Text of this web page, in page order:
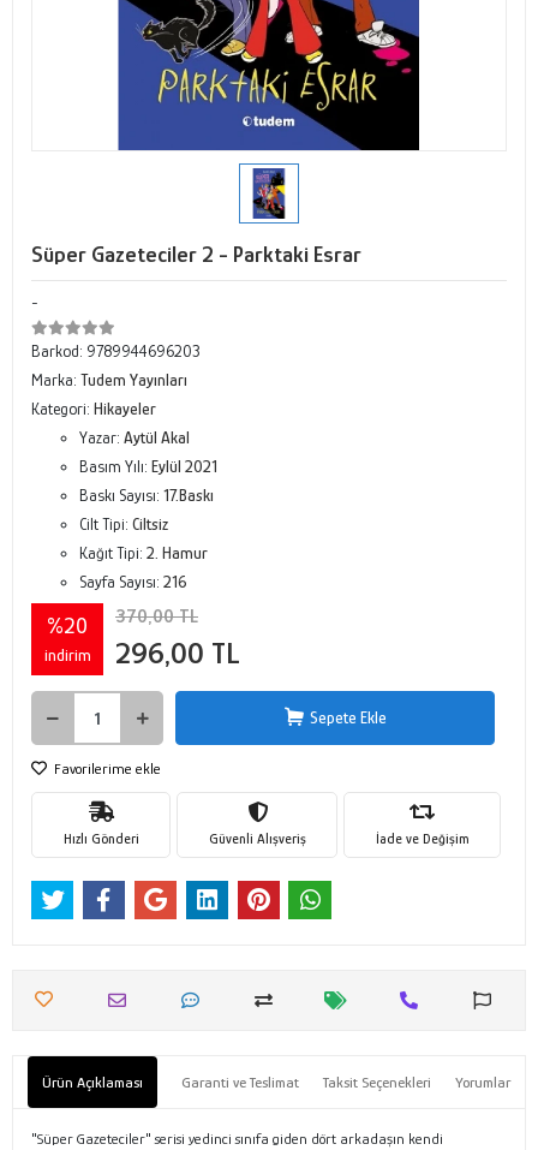
Süper Gazeteciler 2 - Parktaki Esrar
-
Barkod: 9789944696203
Marka: Tudem Yayınları
Kategori: Hikayeler
Yazar: Aytül Akal
Basım Yılı: Eylül 2021
Baskı Sayısı: 17.Baskı
Cilt Tipi: Ciltsiz
Kağıt Tipi: 2. Hamur
Sayfa Sayısı: 216
%20
indirim
370,00 TL
296,00 TL
Sepete Ekle
Favorilerime ekle
Hızlı Gönderi Güvenli Alışveriş İade ve Değişim
Ürün Açıklaması Garanti ve Teslimat Taksit Seçenekleri Yorumlar
"Süper Gazeteciler" serisi yedinci sınıfa giden dört arkadaşın kendi